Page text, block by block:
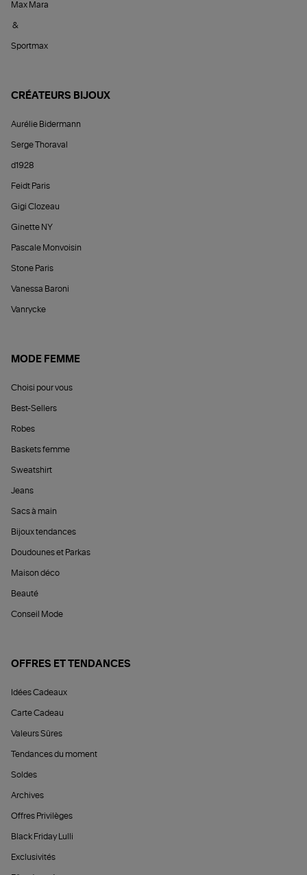
Max Mara
&
Sportmax
CRÉATEURS BIJOUX
Aurélie Bidermann
Serge Thoraval
d1928
Feidt Paris
Gigi Clozeau
Ginette NY
Pascale Monvoisin
Stone Paris
Vanessa Baroni
Vanrycke
MODE FEMME
Choisi pour vous
Best-Sellers
Robes
Baskets femme
Sweatshirt
Jeans
Sacs à main
Bijoux tendances
Doudounes et Parkas
Maison déco
Beauté
Conseil Mode
OFFRES ET TENDANCES
Idées Cadeaux
Carte Cadeau
Valeurs Sûres
Tendances du moment
Soldes
Archives
Offres Privilèges
Black Friday Lulli
Exclusivités